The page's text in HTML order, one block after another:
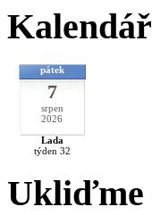
Kalendář
pátek
7
srpen
2026
Lada
týden 32
Ukliďme